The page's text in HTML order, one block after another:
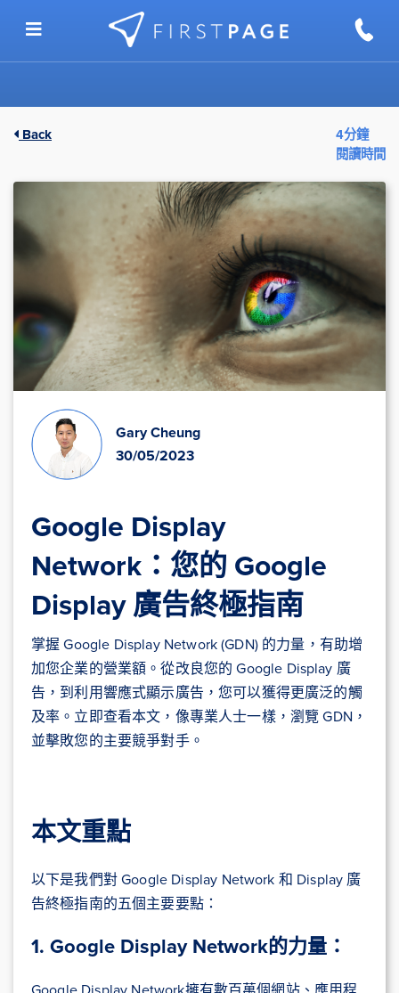
Back
4分鐘
閱讀時間
Gary Cheung
30/05/2023
Google Display
Network：您的 Google
Display 廣告終極指南
掌握 Google Display Network (GDN) 的力量，有助增
加您企業的營業額。從改良您的 Google Display 廣
告，到利用響應式顯示廣告，您可以獲得更廣泛的觸
及率。立即查看本文，像專業人士一樣，瀏覽 GDN，
並擊敗您的主要競爭對手。
本文重點
以下是我們對 Google Display Network 和 Display 廣
告終極指南的五個主要要點：
1. Google Display Network的力量：